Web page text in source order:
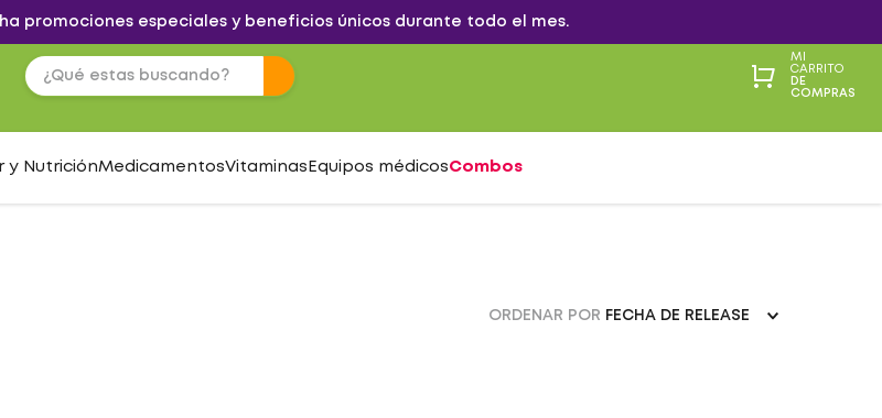
promociones especiales y beneficios únicos durante todo el mes.
MI
CARRITO
DE
COMPRAS
y NutriciónMedicamentosVitaminas Equipos médicosCombos
ORDENAR POR FECHA DE RELEASE